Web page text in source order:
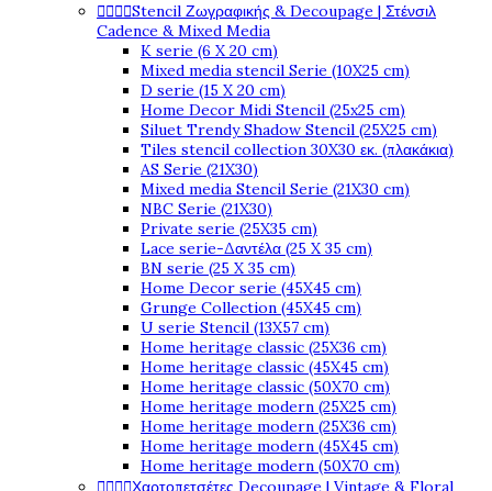
Stencil Ζωγραφικής & Decoupage | Στένσιλ
Cadence & Mixed Media
K serie (6 X 20 cm)
Mixed media stencil Serie (10X25 cm)
D serie (15 X 20 cm)
Home Decor Midi Stencil (25x25 cm)
Siluet Trendy Shadow Stencil (25X25 cm)
Tiles stencil collection 30X30 εκ. (πλακάκια)
AS Serie (21X30)
Mixed media Stencil Serie (21X30 cm)
NBC Serie (21X30)
Private serie (25X35 cm)
Lace serie-Δαντέλα (25 X 35 cm)
BN serie (25 X 35 cm)
Home Decor serie (45X45 cm)
Grunge Collection (45X45 cm)
U serie Stencil (13X57 cm)
Home heritage classic (25X36 cm)
Home heritage classic (45X45 cm)
Home heritage classic (50X70 cm)
Home heritage modern (25X25 cm)
Home heritage modern (25X36 cm)
Home heritage modern (45X45 cm)
Home heritage modern (50X70 cm)
Χαρτοπετσέτες Decoupage | Vintage & Floral